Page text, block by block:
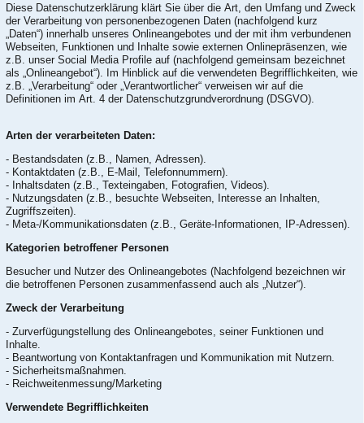
Diese Datenschutzerklärung klärt Sie über die Art, den Umfang und Zweck
der Verarbeitung von personenbezogenen Daten (nachfolgend kurz
„Daten“) innerhalb unseres Onlineangebotes und der mit ihm verbundenen
Webseiten, Funktionen und Inhalte sowie externen Onlinepräsenzen, wie
z.B. unser Social Media Profile auf (nachfolgend gemeinsam bezeichnet
als „Onlineangebot“). Im Hinblick auf die verwendeten Begrifflichkeiten, wie
z.B. „Verarbeitung“ oder „Verantwortlicher“ verweisen wir auf die
Definitionen im Art. 4 der Datenschutzgrundverordnung (DSGVO).
Arten der verarbeiteten Daten:
- Bestandsdaten (z.B., Namen, Adressen).
- Kontaktdaten (z.B., E-Mail, Telefonnummern).
- Inhaltsdaten (z.B., Texteingaben, Fotografien, Videos).
- Nutzungsdaten (z.B., besuchte Webseiten, Interesse an Inhalten,
Zugriffszeiten).
- Meta-/Kommunikationsdaten (z.B., Geräte-Informationen, IP-Adressen).
Kategorien betroffener Personen
Besucher und Nutzer des Onlineangebotes (Nachfolgend bezeichnen wir
die betroffenen Personen zusammenfassend auch als „Nutzer“).
Zweck der Verarbeitung
- Zurverfügungstellung des Onlineangebotes, seiner Funktionen und
Inhalte.
- Beantwortung von Kontaktanfragen und Kommunikation mit Nutzern.
- Sicherheitsmaßnahmen.
- Reichweitenmessung/Marketing
Verwendete Begrifflichkeiten